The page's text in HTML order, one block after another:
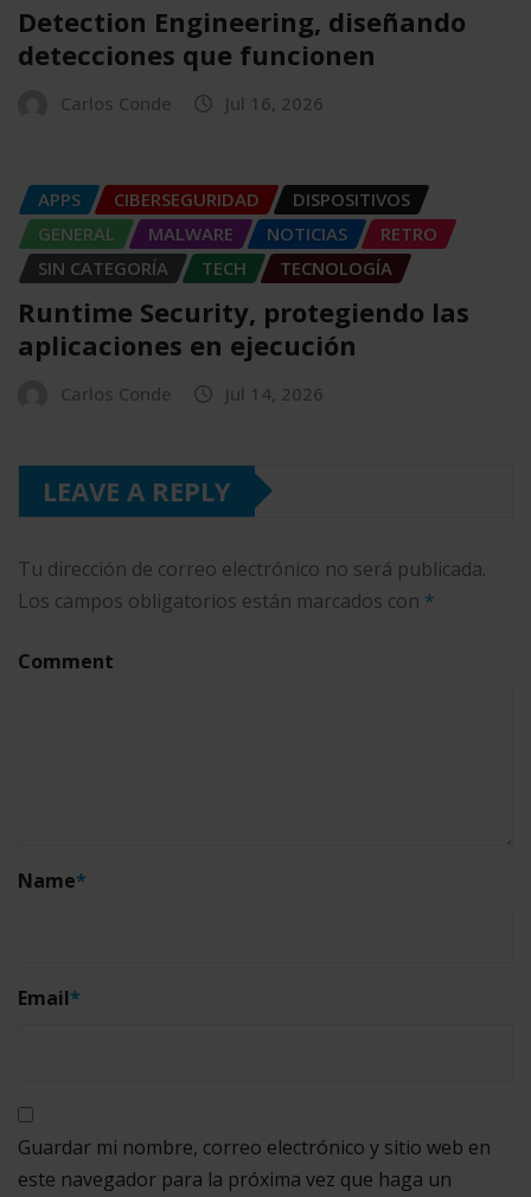
Detection Engineering, diseñando
detecciones que funcionen
Carlos Conde Jul 16, 2026
APPS CIBERSEGURIDAD
DISPOSITIVOS
GENERAL
MALWARE NOTICIAS
RETRO
SIN CATEGORÍA
TECH TECNOLOGÍA
Runtime Security, protegiendo las
aplicaciones en ejecución
Carlos Conde Jul 14, 2026
LEAVE A REPLY
Tu dirección de correo electrónico no será publicada.
Los campos obligatorios están marcados con *
Comment
Name*
Email*
Guardar mi nombre, correo electrónico y sitio web en
este navegador para la próxima vez que haga un